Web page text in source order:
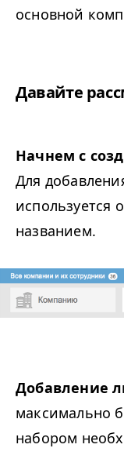
основной
Давайте
Начнем с
Для
используется
названием.
Добавление
максимально
набором